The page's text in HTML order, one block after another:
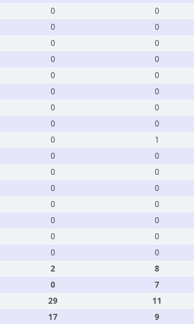
0 0
0 0
0 0
0 0
0 0
0 0
0 0
0 0
0 1
0 0
0 0
0 0
0 0
0 0
0 0
0 0
2 8
0 7
29 11
17 9